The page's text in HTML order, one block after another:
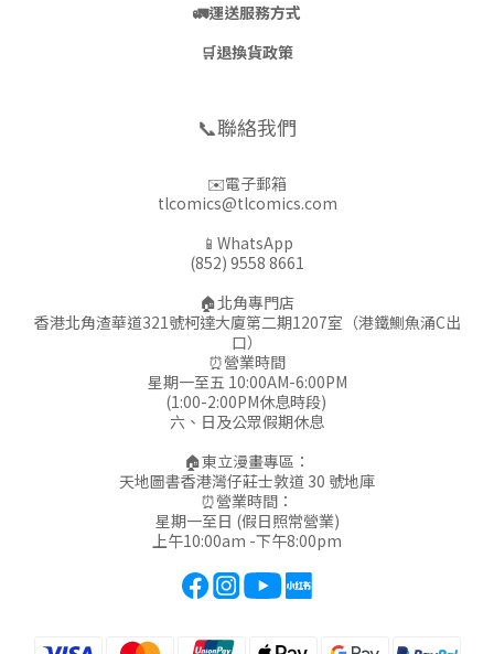
🚛運送服務方式
🛒退換貨政策
📞聯絡我們
✉️電子郵箱
tlcomics@tlcomics.com
📱WhatsApp
(852) 9558 8661
🏠北角專門店
香港北角渣華道321號柯達大廈第二期1207室（港鐵鰂魚涌C出
口）
⏰營業時間
星期一至五 10:00AM-6:00PM
(1:00-2:00PM休息時段)
六、日及公眾假期休息
🏠東立漫畫專區：
天地圖書香港灣仔莊士敦道 30 號地庫
⏰營業時間：
星期一至日 (假日照常營業)
上午10:00am -下午8:00pm